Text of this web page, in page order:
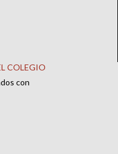
COLEGIO
con